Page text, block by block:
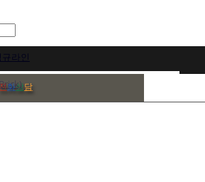
라인
화상담